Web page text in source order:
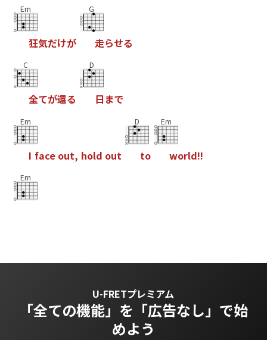
Em
狂気だけが
G
走らせる
C
全てが還る
D
日 まで
Em
I face out, hold out
D
to
Em
world!!
Em
U-FRETプレミアム
「全ての機能」を 「広告なし」で始
めよう